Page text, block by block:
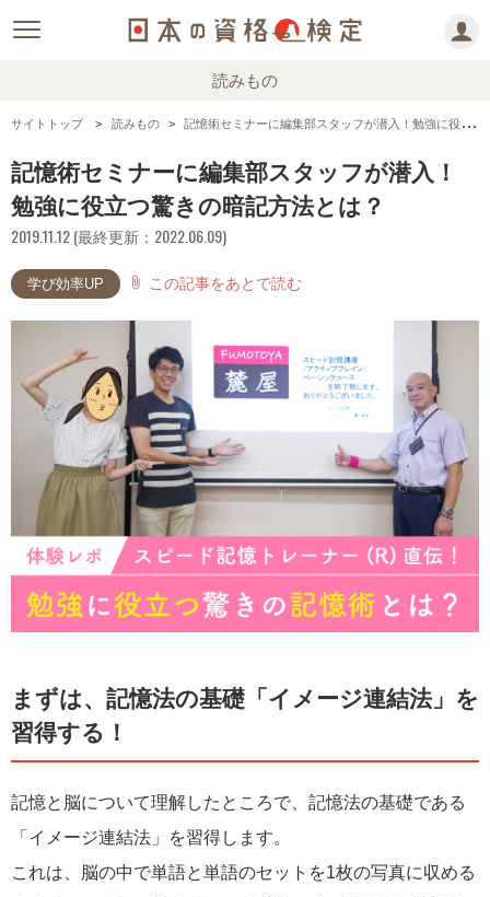
読みもの
サイトトップ 読みもの 記憶術セミナーに編集部スタッフが潜入！勉強に役立つ驚きの暗記方法とは？
記憶術セミナーに編集部スタッフが潜入！
勉強に役立つ驚きの暗記方法とは？
2019.11.12 (最終更新：2022.06.09)
学び効率UP attach_file この記事をあとで読む
まずは、記憶法の基礎「イメージ連結法」を
習得する！
記憶と脳について理解したところで、記憶法の基礎である
「イメージ連結法」を習得します。
これは、脳の中で単語と単語のセットを1枚の写真に収める